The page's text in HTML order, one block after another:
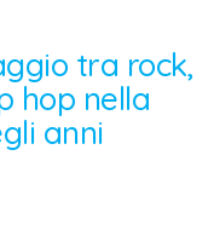
tra rock,
hop nella
anni